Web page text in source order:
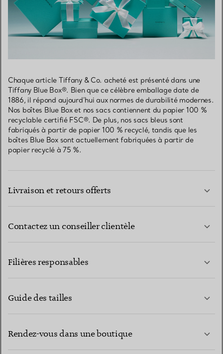
Chaque article Tiffany & Co. acheté est présenté dans une
Tiffany Blue Box®. Bien que ce célèbre emballage date de
1886, il répond aujourd’hui aux normes de durabilité modernes.
Nos boîtes Blue Box et nos sacs contiennent du papier 100 %
recyclable certifié FSC®. De plus, nos sacs bleus sont
fabriqués à partir de papier 100 % recyclé, tandis que les
boîtes Blue Box sont actuellement fabriquées à partir de
papier recyclé à 75 %.
Livraison et retours offerts
Contactez un conseiller clientèle
Filières responsables
Guide des tailles
Rendez-vous dans une boutique